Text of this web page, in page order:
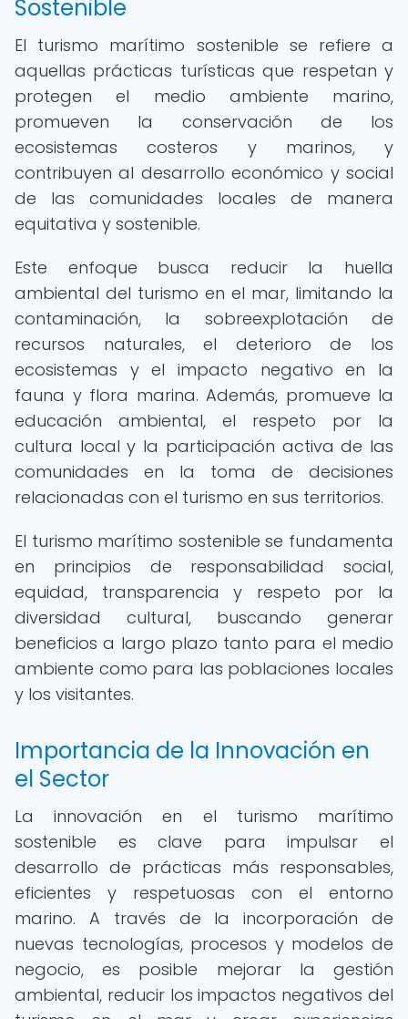
Sostenible
El turismo marítimo sostenible se refiere a
aquellas prácticas turísticas que respetan y
protegen el medio ambiente marino,
promueven la conservación de los
ecosistemas costeros y marinos, y
contribuyen al desarrollo económico y social
de las comunidades locales de manera
equitativa y sostenible.
Este enfoque busca reducir la huella
ambiental del turismo en el mar, limitando la
contaminación, la sobreexplotación de
recursos naturales, el deterioro de los
ecosistemas y el impacto negativo en la
fauna y flora marina. Además, promueve la
educación ambiental, el respeto por la
cultura local y la participación activa de las
comunidades en la toma de decisiones
relacionadas con el turismo en sus territorios.
El turismo marítimo sostenible se fundamenta
en principios de responsabilidad social,
equidad, transparencia y respeto por la
diversidad cultural, buscando generar
beneficios a largo plazo tanto para el medio
ambiente como para las poblaciones locales
y los visitantes.
Importancia de la Innovación en
el Sector
La innovación en el turismo marítimo
sostenible es clave para impulsar el
desarrollo de prácticas más responsables,
eficientes y respetuosas con el entorno
marino. A través de la incorporación de
nuevas tecnologías, procesos y modelos de
negocio, es posible mejorar la gestión
ambiental, reducir los impactos negativos del